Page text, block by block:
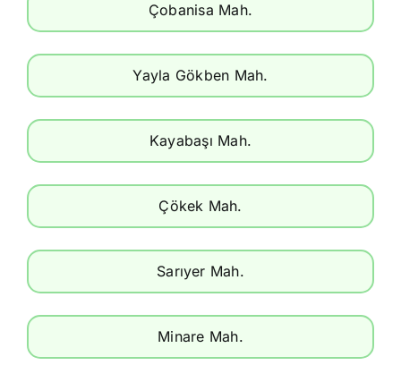
Çobanisa Mah.
Yayla Gökben Mah.
Kayabaşı Mah.
Çökek Mah.
Sarıyer Mah.
Minare Mah.